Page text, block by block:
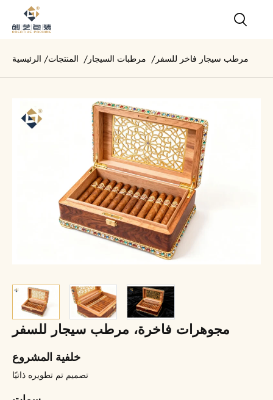
الرئيسية /المنتجات /مرطبات السيجار /مرطب سيجار فاخر للسفر
مجوهرات فاخرة، مرطب سيجار للسفر
خلفية المشروع
تصميم تم تطويره ذاتيًا